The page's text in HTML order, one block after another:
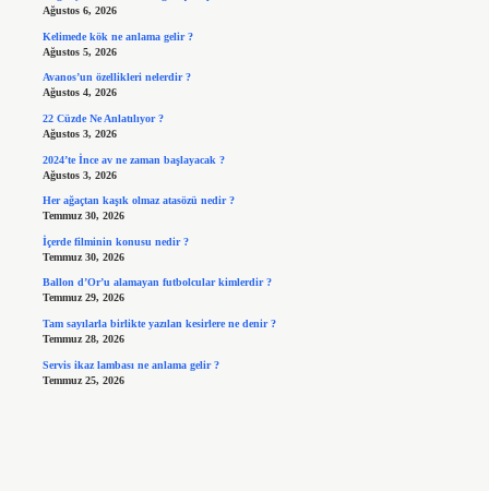
Ağustos 6, 2026
Kelimede kök ne anlama gelir ?
Ağustos 5, 2026
Avanos’un özellikleri nelerdir ?
Ağustos 4, 2026
22 Cüzde Ne Anlatılıyor ?
Ağustos 3, 2026
2024’te İnce av ne zaman başlayacak ?
Ağustos 3, 2026
Her ağaçtan kaşık olmaz atasözü nedir ?
Temmuz 30, 2026
İçerde filminin konusu nedir ?
Temmuz 30, 2026
Ballon d’Or’u alamayan futbolcular kimlerdir ?
Temmuz 29, 2026
Tam sayılarla birlikte yazılan kesirlere ne denir ?
Temmuz 28, 2026
Servis ikaz lambası ne anlama gelir ?
Temmuz 25, 2026